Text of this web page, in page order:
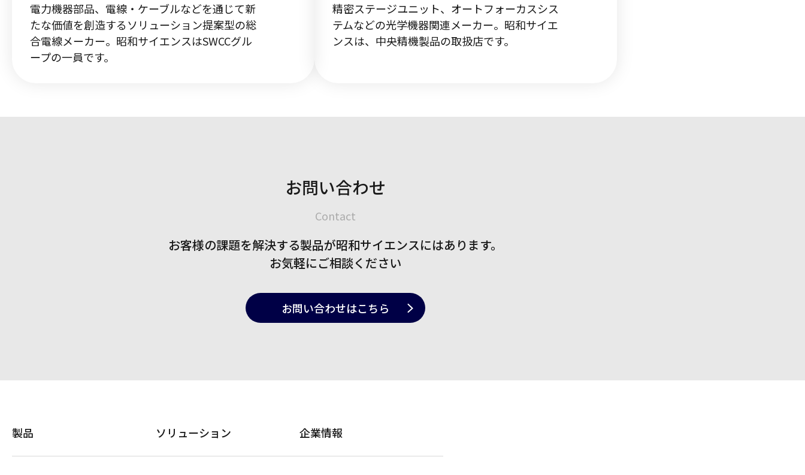
電力機器部品、電線・ケーブルなどを通じて新
たな価値を創造するソリューション提案型の総
合電線メーカー。昭和サイエンスはSWCCグル
ープの一員です。
精密ステージユニット、オートフォーカスシス
テムなどの光学機器関連メーカー。昭和サイエ
ンスは、中央精機製品の取扱店です。
お問い合わせ
Contact
お客様の課題を解決する製品が昭和サイエンスにはあります。
お気軽にご相談ください
お問い合わせはこちら
製品 ソリューション 企業情報